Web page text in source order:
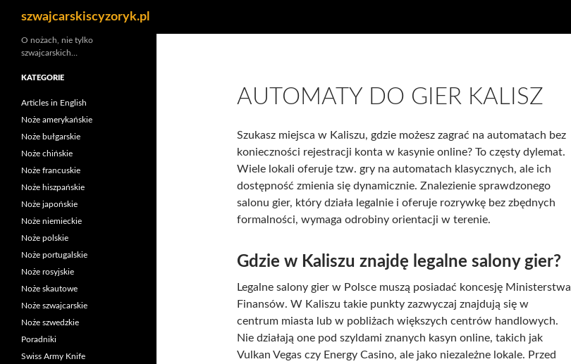
Przejdź
treści
szwajcarskiscyzoryk.pl
AUTOMATY DO GIER KALISZ
Szukasz miejsca w Kaliszu, gdzie możesz zagrać na automatach bez
konieczności rejestracji konta w kasynie online? To częsty dylemat.
Wiele lokali oferuje tzw. gry na automatach klasycznych, ale ich
dostępność zmienia się dynamicznie. Znalezienie sprawdzonego
salonu gier, który działa legalnie i oferuje rozrywkę bez zbędnych
formalności, wymaga odrobiny orientacji w terenie.
Gdzie w Kaliszu znajdę legalne salony gier?
Legalne salony gier w Polsce muszą posiadać koncesję Ministerstwa
Finansów. W Kaliszu takie punkty zazwyczaj znajdują się w
centrum miasta lub w pobliżach większych centrów handlowych.
Nie działają one pod szyldami znanych kasyn online, takich jak
Vulkan Vegas czy Energy Casino, ale jako niezależne lokale. Przed
O nożach, nie tylko
szwajcarskich…
KATEGORIE
Articles in English
Noże amerykańskie
Noże bułgarskie
Noże chińskie
Noże francuskie
Noże hiszpańskie
Noże japońskie
Noże niemieckie
Noże polskie
Noże portugalskie
Noże rosyjskie
Noże skautowe
Noże szwajcarskie
Noże szwedzkie
Poradniki
Swiss Army Knife